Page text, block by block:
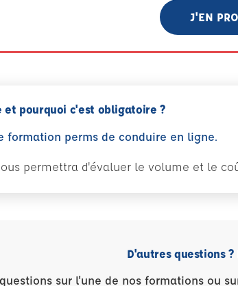
J'EN
pourquoi c'est obligatoire ?
formation perms de conduire en ligne.
permettra d'évaluer le volume et le
D'autres questions ?
sur l'une de nos formations ou